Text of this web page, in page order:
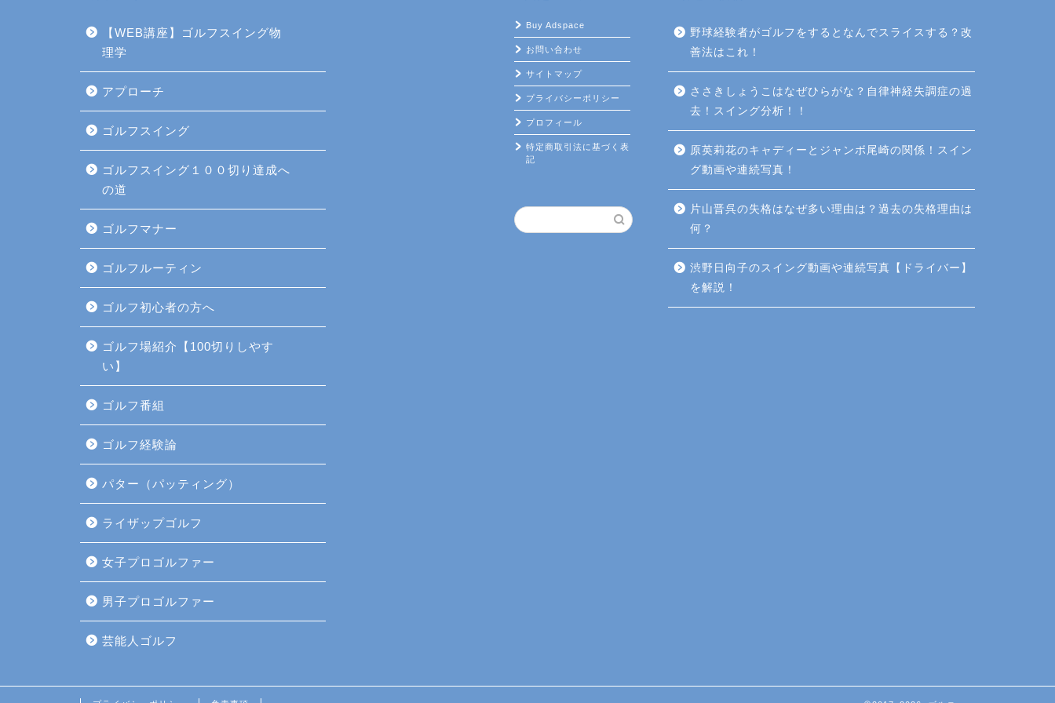
【WEB講座】ゴルフスイング物
理学
アプローチ
ゴルフスイング
ゴルフスイング１００切り達成へ
の道
ゴルフマナー
ゴルフルーティン
ゴルフ初心者の方へ
ゴルフ場紹介【100切りしやす
い】
ゴルフ番組
ゴルフ経験論
パター（パッティング）
ライザップゴルフ
女子プロゴルファー
男子プロゴルファー
芸能人ゴルフ
Buy Adspace
お問い合わせ
サイトマップ
プライバシーポリシー
プロフィール
特定商取引法に基づく表
記
野球経験者がゴルフをするとなんでスライスする？改
善法はこれ！
ささきしょうこはなぜひらがな？自律神経失調症の過
去！スイング分析！！
原英莉花のキャディーとジャンボ尾崎の関係！スイン
グ動画や連続写真！
片山晋呉の失格はなぜ多い理由は？過去の失格理由は
何？
渋野日向子のスイング動画や連続写真【ドライバー】
を解説！